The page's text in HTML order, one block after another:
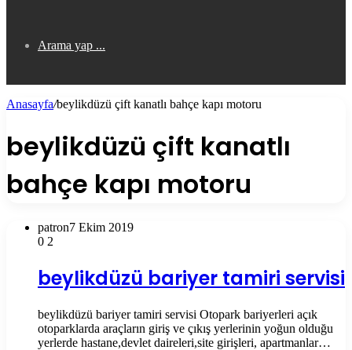
Arama yap ...
Anasayfa/beylikdüzü çift kanatlı bahçe kapı motoru
beylikdüzü çift kanatlı
bahçe kapı motoru
patron7 Ekim 2019
0 2
beylikdüzü bariyer tamiri servisi
beylikdüzü bariyer tamiri servisi Otopark bariyerleri açık
otoparklarda araçların giriş ve çıkış yerlerinin yoğun olduğu
yerlerde hastane,devlet daireleri,site girişleri, apartmanlar…